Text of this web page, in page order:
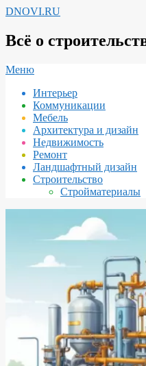
Перейти
содержимому
DNOVI.RU
Всё о
Вторичное
навигации
Меню
Интерьер
Коммуникации
Мебель
Архитектура и дизайн
Недвижимость
Ремонт
Ландшафтный дизайн
Строительство
Стройматериалы